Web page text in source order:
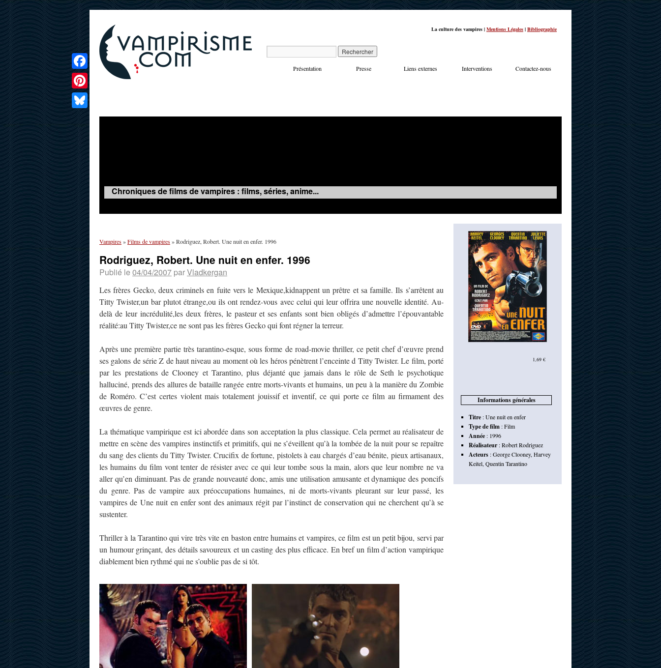
La culture des vampires | Mentions Légales | Bibliographie
Présentation Presse Liens externes Interventions Contactez-nous
Chroniques de films de vampires : films, séries, anime...
Vampires»Films de vampires»Rodriguez, Robert. Une nuit en enfer. 1996
Rodriguez, Robert. Une nuit en enfer. 1996
Publié le 04/04/2007 parVladkergan
Les frères Gecko, deux criminels en fuite vers le Mexique,kidnappent un prêtre et sa famille. Ils s’arrêtent au
Titty Twister,un bar plutot étrange,ou ils ont rendez-vous avec celui qui leur offrira une nouvelle identité. Au-
delà de leur incrédulité,les deux frères, le pasteur et ses enfants sont bien obligés d’admettre l’épouvantable
réalité:au Titty Twister,ce ne sont pas les frères Gecko qui font régner la terreur.
Après une première partie très tarantino-esque, sous forme de road-movie thriller, ce petit chef d’œuvre prend
ses galons de série Z de haut niveau au moment où les héros pénètrent l’enceinte d Titty Twister. Le film, porté
par les prestations de Clooney et Tarantino, plus déjanté que jamais dans le rôle de Seth le psychotique
halluciné, prends des allures de bataille rangée entre morts-vivants et humains, un peu à la manière du Zombie
de Roméro. C’est certes violent mais totalement jouissif et inventif, ce qui porte ce film au firmament des
œuvres de genre.
La thématique vampirique est ici abordée dans son acceptation la plus classique. Cela permet au réalisateur de
mettre en scène des vampires instinctifs et primitifs, qui ne s’éveillent qu’à la tombée de la nuit pour se repaître
du sang des clients du Titty Twister. Crucifix de fortune, pistolets à eau chargés d’eau bénite, pieux artisanaux,
les humains du film vont tenter de résister avec ce qui leur tombe sous la main, alors que leur nombre ne va
aller qu’en diminuant. Pas de grande nouveauté donc, amis une utilisation amusante et dynamique des poncifs
du genre. Pas de vampire aux préoccupations humaines, ni de morts-vivants pleurant sur leur passé, les
vampires de Une nuit en enfer sont des animaux régit par l’instinct de conservation qui ne cherchent qu’à se
sustenter.
Thriller à la Tarantino qui vire très vite en baston entre humains et vampires, ce film est un petit bijou, servi par
un humour grinçant, des détails savoureux et un casting des plus efficace. En bref un film d’action vampirique
diablement bien rythmé qui ne s’oublie pas de si tôt.
Facebook
Pinterest
Bluesky
1,69 €
Informations générales
Titre:Une nuit en enfer
Type de film:Film
Année: 1996
Réalisateur:Robert Rodriguez
Acteurs:George Clooney, Harvey
Keitel, Quentin Tarantino